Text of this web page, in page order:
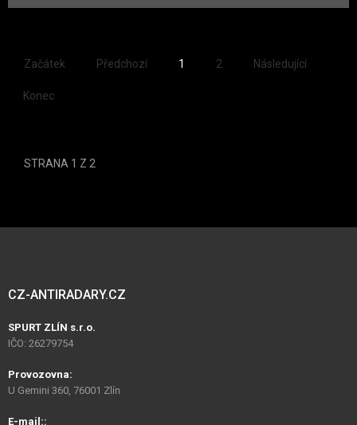
Začátek Předchozí 1 2 Následující
Konec
STRANA 1 Z 2
CZ-ANTIRADARY.CZ
SPURT ZLÍN s.r.o.
IČO: 26279754
Provozovna:
U Gemini 360, 76001 Zlín
E-mail::